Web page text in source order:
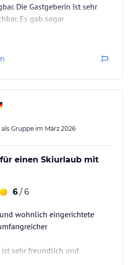
Die Gastgeberin ist sehr
Es gab sogar
„Das Moritz“ nur
Gruppe im März 2026
einen Skiurlaub mit
6 / 6
wohnlich eingerichtete
sehr freundlich und